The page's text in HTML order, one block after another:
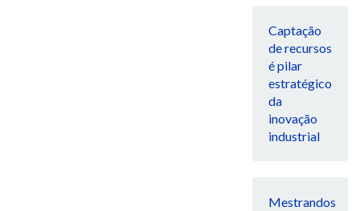
Captação
de recursos
é pilar
estratégico
da
inovação
industrial
Mestrandos